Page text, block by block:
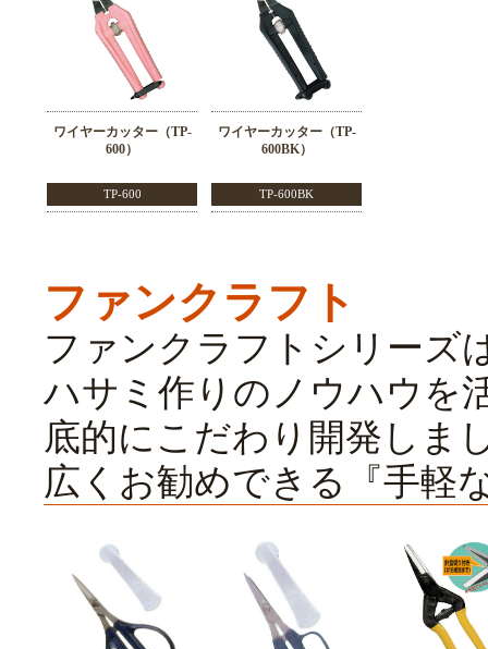
ワイヤーカッター（TP-
600）
TP-600
ワイヤーカッター（TP-
600BK）
TP-600BK
ファンクラフト
ファンクラフトシリーズ
ハサミ作りのノウハウを
底的にこだわり開発しま
広くお勧めできる『手軽